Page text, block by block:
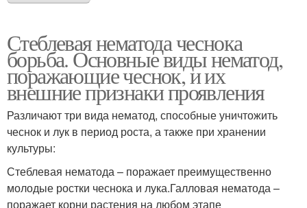
Стеблевая нематода чеснока
борьба. Основные виды нематод,
поражающие чеснок, и их
внешние признаки проявления
Различают три вида нематод, способные уничтожить
чеснок и лук в период роста, а также при хранении
культуры:
Стеблевая нематода – поражает преимущественно
молодые ростки чеснока и лука.Галловая нематода –
поражает корни растения на любом этапе